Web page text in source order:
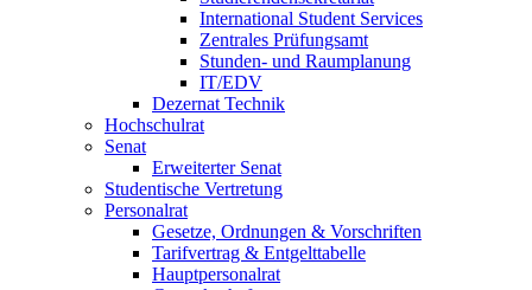
International Student Services
Zentrales Prüfungsamt
Stunden- und Raumplanung
IT/EDV
Dezernat Technik
Hochschulrat
Senat
Erweiterter Senat
Studentische Vertretung
Personalrat
Gesetze, Ordnungen & Vorschriften
Tarifvertrag & Entgelttabelle
Hauptpersonalrat